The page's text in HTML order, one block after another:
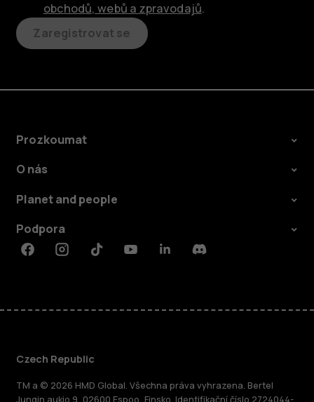
obchodů, webů a zpravodajů.
Zaregistrovat se
Prozkoumat
O nás
Planet and people
Podpora
FacebookInstagramTiktokYoutubeLinkedinDiscord
Czech Republic
TM a © 2026 HMD Global. Všechna práva vyhrazena. Bertel
Jungin aukio 9, 02600 Espoo, Finsko. Identifikační číslo 2724044-